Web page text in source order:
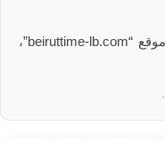
الآراء والمعلومات الواردة في هذا المقال لا تعبر بالضرورة عن رأي موقع “beiruttime-lb.com”،